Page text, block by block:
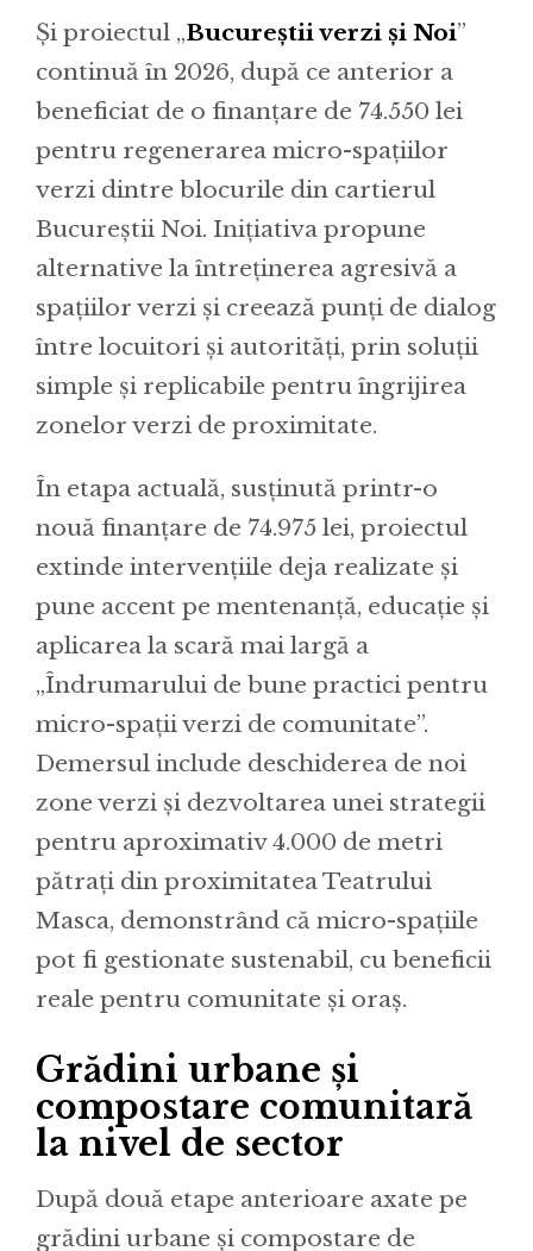
Și proiectul „Bucureștii verzi și Noi”
continuă în 2026, după ce anterior a
beneficiat de o finanțare de 74.550 lei
pentru regenerarea micro-spațiilor
verzi dintre blocurile din cartierul
Bucureștii Noi. Inițiativa propune
alternative la întreținerea agresivă a
spațiilor verzi și creează punți de dialog
între locuitori și autorități, prin soluții
simple și replicabile pentru îngrijirea
zonelor verzi de proximitate.
În etapa actuală, susținută printr-o
nouă finanțare de 74.975 lei, proiectul
extinde intervențiile deja realizate și
pune accent pe mentenanță, educație și
aplicarea la scară mai largă a
„Îndrumarului de bune practici pentru
micro-spații verzi de comunitate”.
Demersul include deschiderea de noi
zone verzi și dezvoltarea unei strategii
pentru aproximativ 4.000 de metri
pătrați din proximitatea Teatrului
Masca, demonstrând că micro-spațiile
pot fi gestionate sustenabil, cu beneficii
reale pentru comunitate și oraș.
Grădini urbane și
compostare comunitară
la nivel de sector
După două etape anterioare axate pe
grădini urbane și compostare de